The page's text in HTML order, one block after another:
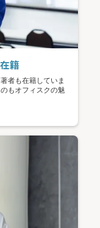
籍
者も在籍していま
もオフィスクの魅